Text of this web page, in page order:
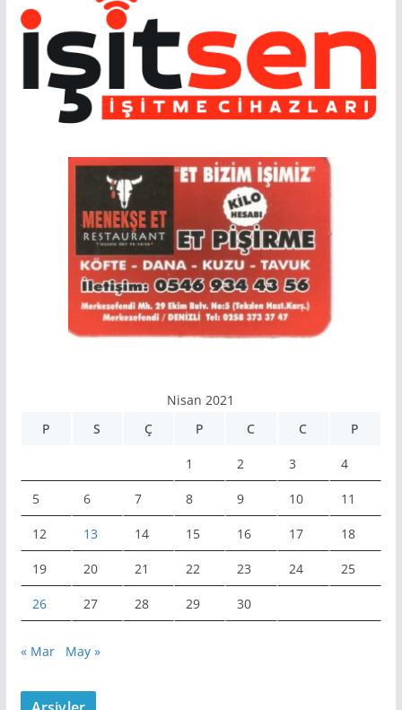
Nisan 2021
P
S Ç P C C P
1 2 3 4
5 6 7 8 9 10 11
12 13 14 15 16 17 18
19 20 21 22 23 24 25
26 27 28 29 30
« Mar May »